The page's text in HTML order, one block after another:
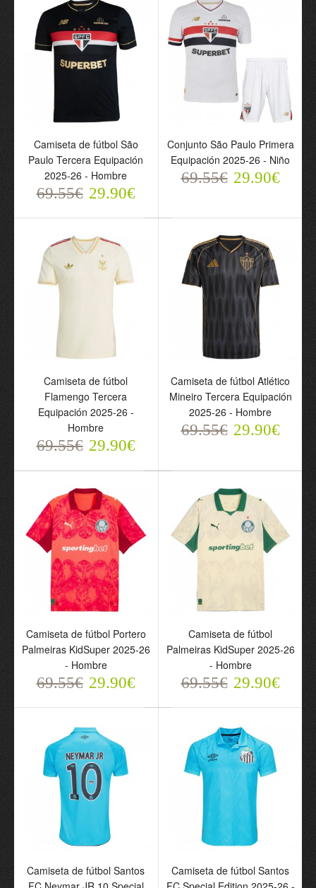
Corinthians Tercera
Equipación 2025-26 -
Hombre
69.55€ 29.90€
Tercera Equipación 2025-
26 - Niño
69.55€ 29.90€
Camiseta de fútbol
Palmeiras Tercera
Hombre
69.55€
Camiseta de fútbol
Internacional Tercera
Equipación 2025-26 -
Hombre
69.55€ 29.90€
Camiseta de fútbol
Internacional Segunda
Equipación 2025-26 -
Hombre
69.55€ 29.90€
Camiseta de fútbol
Gremio FBPA Tercera
Equipación 2025-26 -
69.55€
Camiseta de fútbol São
Paulo Tercera Equipación
2025-26 - Hombre
Primera Equipación
2025-26 - Niño
Camiseta de fútbol São
Paulo Tercera Equipación
2025-26 - Hombre
69.55€ 29.90€
Conjunto São Paulo Primera
Equipación 2025-26 - Niño
69.55€ 29.90€
Camiseta de fútbol
Flamengo Tercera
Equipación 2025-26 -
Hombre
69.55€ 29.90€
Camiseta de fútbol Atlético
Mineiro Tercera Equipación
2025-26 - Hombre
69.55€ 29.90€
Camiseta de fútbol Portero
Palmeiras KidSuper 2025-26
- Hombre
69.55€ 29.90€
Camiseta de fútbol
Palmeiras KidSuper 2025-26
- Hombre
69.55€ 29.90€
Camiseta de fútbol Santos
Camiseta de fútbol Santos